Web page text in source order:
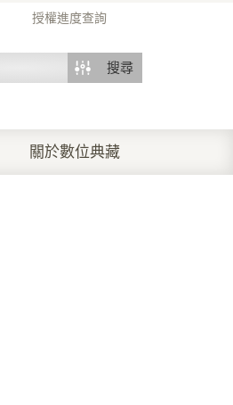
授權進度查詢
搜尋
關於數位典藏